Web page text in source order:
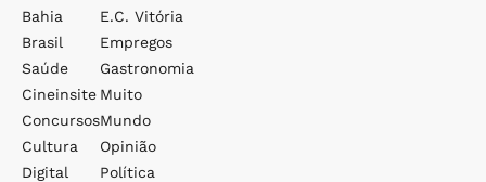
Bahia
Brasil
Saúde
Cineinsite
Concursos
Cultura
Digital
E.c. Vitória
Empregos
Gastronomia
Muito
Mundo
Opinião
Política